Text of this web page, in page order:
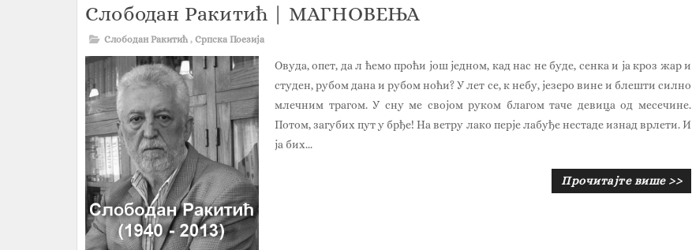
Слободан Ракитић | МАГНОВЕЊА
Слободан Ракитић‎ , Српска Поезија
Овуда, опет, да л ћемо проћи још једном, кад нас не буде, сенка и ја кроз жар и
студен, рубом дана и рубом ноћи? У лет се, к небу, језеро вине и блешти силно
млечним трагом. У сну ме својом руком благом таче девица од месечине.
Потом, загубих пут у брђе! На ветру лако перје лабуђе нестаде изнад врлети. И
ја бих...
Прочитајте више >>